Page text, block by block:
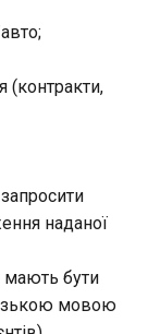
(контракти,
наданої
мають бути
мовою